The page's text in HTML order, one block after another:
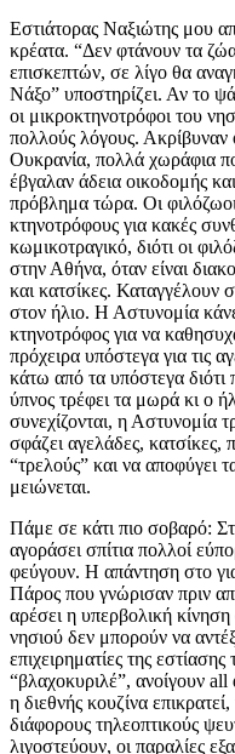
Εστιάτορας Ναξιώτης μου
κρέατα. “Δεν φτάνουν τα
επισκεπτών, σε λίγο θα
Νάξο” υποστηρίζει. Αν το
οι μικροκτηνοτρόφοι του
πολλούς λόγους.
Ουκρανία, πολλά χωράφια
έβγαλαν άδεια οικοδομής
πρόβλημα τώρα. Οι
κτηνοτρόφους για κακές
κωμικοτραγικό, διότι οι
στην Αθήνα, όταν είναι
και κατσίκες. Καταγγέλουν
στον ήλιο. Η Αστυνομία
κτηνοτρόφος για να
πρόχειρα υπόστεγα για τις
κάτω από τα υπόστεγα
ύπνος τρέφει τα μωρά κι ο
συνεχίζονται, η Αστυνομία
σφάζει αγελάδες, κατσίκες,
“τρελούς” και να αποφύγει
μειώνεται.
Πάμε σε κάτι πιο σοβαρό:
αγοράσει σπίτια πολλοί
φεύγουν. Η απάντηση στο
Πάρος που γνώρισαν πριν
αρέσει η υπερβολική
νησιού δεν μπορούν να
επιχειρηματίες της
“βλαχοκυριλέ”, ανοίγουν
η διεθνής κουζίνα
διάφορους τηλεοπτικούς
λιγοστεύουν, οι παραλίες